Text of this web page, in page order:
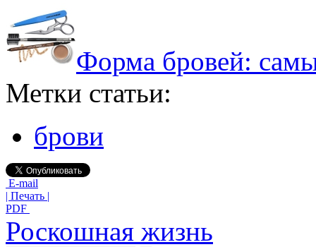
Форма бровей:
Метки статьи:
брови
E-mail
| Печать |
PDF
Роскошная жизнь